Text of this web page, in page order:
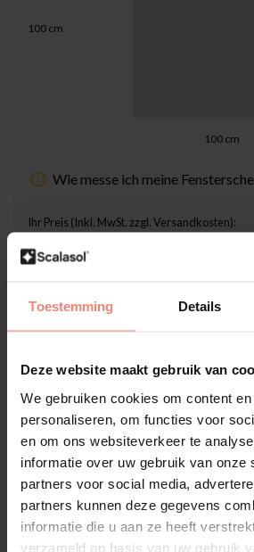
Toestemming Details
Deze website maakt gebruik van
We gebruiken cookies om content
personaliseren, om functies voor
en om ons websiteverkeer te
informatie over uw gebruik van onze
partners voor social media,
partners kunnen deze gegevens
informatie die u aan ze heeft
verzameld op basis van uw gebruik
100 cm
100 cm
Wie messe ich meine
Ihr Preis (Inkl. MwSt. zzgl. Versandkosten):
€22,00
Lieferzeit: 3-5 Werktage
In den
Hochwertige Folien-Qualität
Lieferzeit 3-5 Werktage